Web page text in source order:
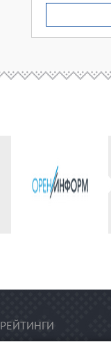
РЕЙТИНГИ